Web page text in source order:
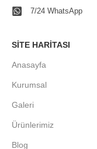
7/24 WhatsApp
SITE HARITASI
Anasayfa
Kurumsal
Galeri
Ürünlerimiz
Blog